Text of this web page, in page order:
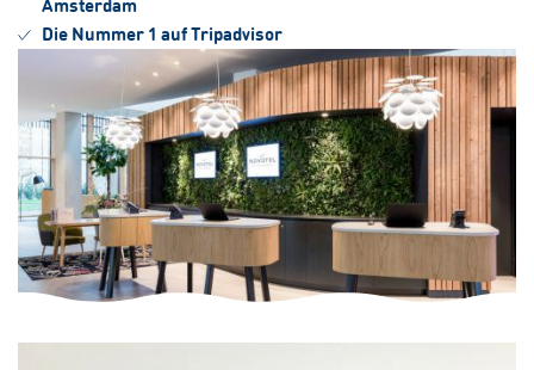
Amsterdam
Die Nummer 1 auf Tripadvisor